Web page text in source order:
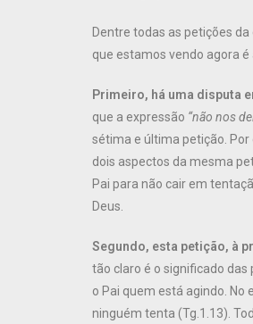
Dentre todas as petições
que estamos vendo agora
Primeiro, há uma disputa
que a expressão “não nos
sétima e última petição.
dois aspectos da mesma
Pai para não cair em
Deus.
Segundo, esta petição, à
tão claro é o significado das
o Pai quem está agindo.
ninguém tenta (Tg.1.13).